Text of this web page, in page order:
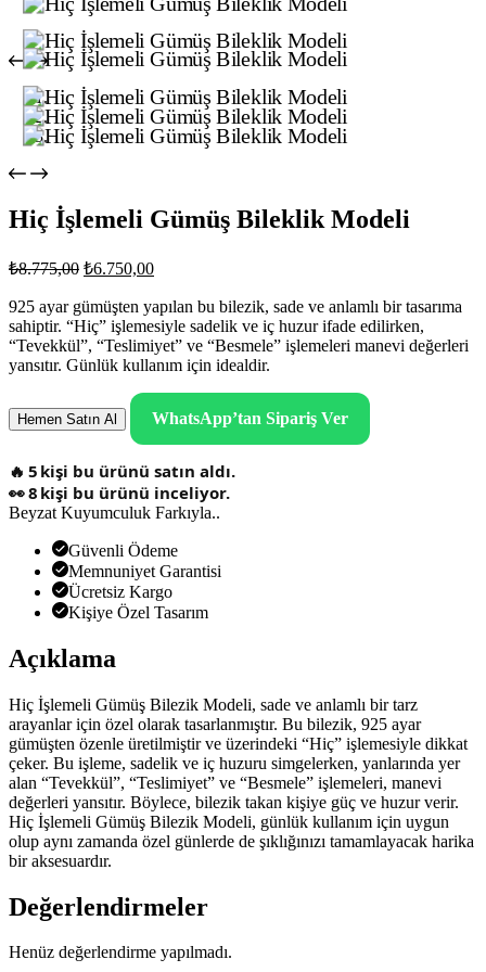
Hiç İşlemeli Gümüş Bileklik Modeli
₺8.775,00 Orijinal
₺8.775,00.
₺6.750,00Şu
fiyat:
₺6.750,00.
925 ayar gümüşten yapılan bu bilezik, sade ve anlamlı bir tasarıma
sahiptir. “Hiç” işlemesiyle sadelik ve iç huzur ifade edilirken,
“Tevekkül”, “Teslimiyet” ve “Besmele” işlemeleri manevi değerleri
yansıtır. Günlük kullanım için idealdir.
Hemen Satın Al WhatsApp’tan Sipariş Ver
🔥 5 kişi bu ürünü satın aldı.
👀8 kişi bu ürünü inceliyor.
Beyzat Kuyumculuk Farkıyla..
Güvenli Ödeme
Memnuniyet Garantisi
Ücretsiz Kargo
Kişiye Özel Tasarım
Açıklama
Hiç İşlemeli Gümüş Bilezik Modeli, sade ve anlamlı bir tarz
arayanlar için özel olarak tasarlanmıştır. Bu bilezik, 925 ayar
gümüşten özenle üretilmiştir ve üzerindeki “Hiç” işlemesiyle dikkat
çeker. Bu işleme, sadelik ve iç huzuru simgelerken, yanlarında yer
alan “Tevekkül”, “Teslimiyet” ve “Besmele” işlemeleri, manevi
değerleri yansıtır. Böylece, bilezik takan kişiye güç ve huzur verir.
Hiç İşlemeli Gümüş Bilezik Modeli, günlük kullanım için uygun
olup aynı zamanda özel günlerde de şıklığınızı tamamlayacak harika
bir aksesuardır.
Değerlendirmeler
Henüz değerlendirme yapılmadı.